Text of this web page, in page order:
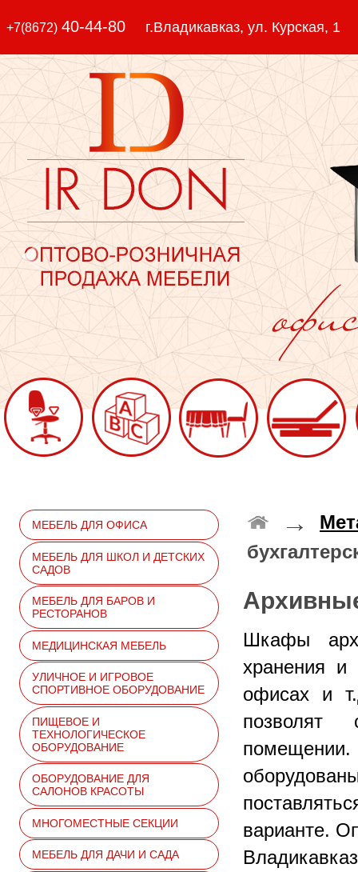
+7(8672) 40-44-80 г.Владикавказ, ул. Курская, 1
→
Шкафы
хранения и
офисах и
позволят
варианте.
МЕБЕЛЬ ДЛЯ ОФИСА
МЕБЕЛЬ ДЛЯ ШКОЛ И ДЕТСКИХ
САДОВ
МЕБЕЛЬ ДЛЯ БАРОВ И
РЕСТОРАНОВ
МЕДИЦИНСКАЯ МЕБЕЛЬ
УЛИЧНОЕ И ИГРОВОЕ
СПОРТИВНОЕ ОБОРУДОВАНИЕ
ПИЩЕВОЕ И
ТЕХНОЛОГИЧЕСКОЕ
ОБОРУДОВАНИЕ
ОБОРУДОВАНИЕ ДЛЯ
САЛОНОВ КРАСОТЫ
МНОГОМЕСТНЫЕ СЕКЦИИ
МЕБЕЛЬ ДЛЯ ДАЧИ И САДА